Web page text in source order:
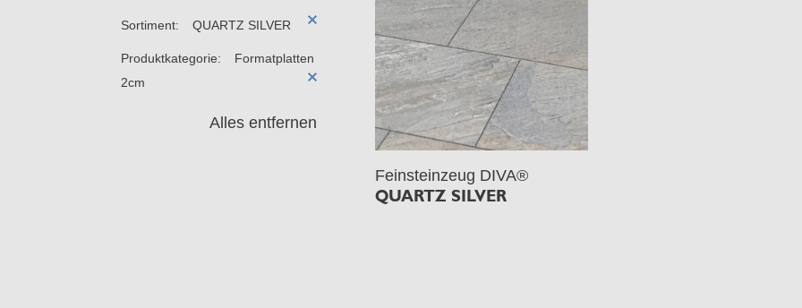
Sortiment: QUARTZ SILVER
Produktkategorie:
Formatplatten
2cm
Alles entfernen
Feinsteinzeug DIVA®
QUARTZ SILVER